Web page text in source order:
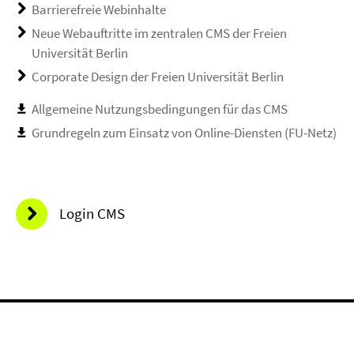
Barrierefreie Webinhalte
Neue Webauftritte im zentralen CMS der Freien
Universität Berlin
Corporate Design der Freien Universität Berlin
Allgemeine Nutzungsbedingungen für das CMS
Grundregeln zum Einsatz von Online-Diensten (FU-Netz)
Login CMS